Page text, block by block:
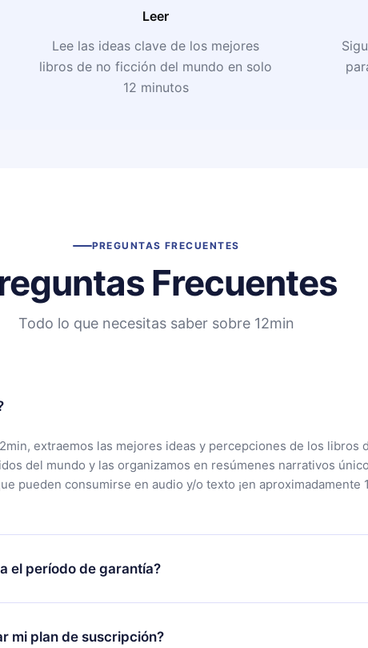
Leer
Lee las ideas clave de los mejores
libros de no ficción del mundo en solo
12 minutos
PREGUNTAS FRECUENTES
Frecuentes
Todo lo que necesitas saber sobre 12min
extraemos las mejores ideas y percepciones de los libros
del mundo y las organizamos en resúmenes narrativos
pueden consumirse en audio y/o texto ¡en aproximadamente
el período de garantía?
nuestra aplicación y comenzar a disfrutar de nuestra
satisfecho con nuestra plataforma, simplemente contacta a
mi plan de suscripción?